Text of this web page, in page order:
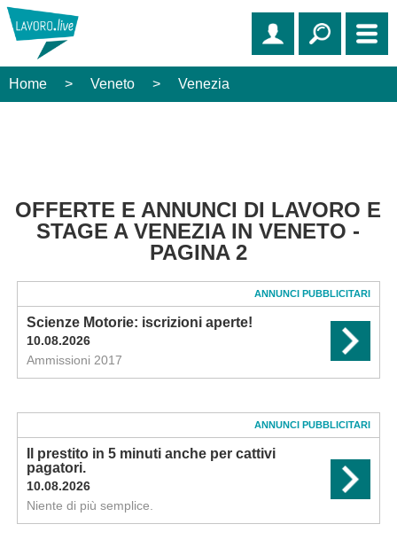
Home > Veneto > Venezia
OFFERTE E ANNUNCI DI LAVORO E
STAGE A VENEZIA IN VENETO -
PAGINA 2
ANNUNCI PUBBLICITARI
Scienze Motorie: iscrizioni aperte!
10.08.2026
Ammissioni 2017
ANNUNCI PUBBLICITARI
Il prestito in 5 minuti anche per cattivi
pagatori.
10.08.2026
Niente di più semplice.